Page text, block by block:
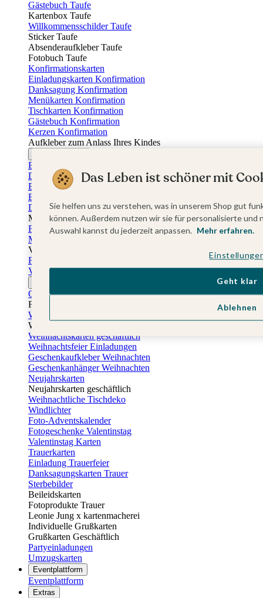
Gästebuch Taufe
Kartenbox Taufe
Willkommensschilder Taufe
Sticker Taufe
Absenderaufkleber Taufe
Fotobuch Taufe
Konfirmationskarten
Einladungskarten Konfirmation
Danksagung Konfirmation
Menükarten Konfirmation
Tischkarten Konfirmation
Gästebuch Konfirmation
Kerzen Konfirmation
Aufkleber zum Anlass Ihres Kindes
Einladungskarten Firmung
Dankeskarten Firmung
Einschulungskarten
Einladungskarten Einschulung
Danksagung Einschulung
Muttertag
Fotogeschenke Muttertag
Muttertagskarten
Vatertag
Fotogeschenke Vatertag
Vatertagskarten
Osterkarten
Fotogeschenke zu Ostern
Weihnachtskarten
Weihnachtskarten selbst gestalten
Weihnachtskarten geschäftlich
Weihnachtsfeier Einladungen
Geschenkaufkleber Weihnachten
Geschenkanhänger Weihnachten
Neujahrskarten
Neujahrskarten geschäftlich
Weihnachtliche Tischdeko
Windlichter
Foto-Adventskalender
Fotogeschenke Valentinstag
Valentinstag Karten
Trauerkarten
Einladung Trauerfeier
Danksagungskarten Trauer
Sterbebilder
Beileidskarten
Fotoprodukte Trauer
Leonie Jung x kartenmacherei
Individuelle Grußkarten
Grußkarten Geschäftlich
Partyeinladungen
Umzugskarten
Eventplattform
Eventplattform
Extras
Das Leben ist schöner mit
Sie helfen uns zu verstehen, was in unserem Shop gut
können. Außerdem nutzen wir sie für personalisierte
Auswahl kannst du jederzeit anpassen. Mehr erfahren.
Ablehnen
Geht klar